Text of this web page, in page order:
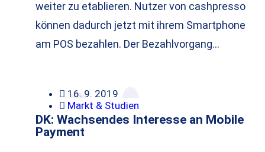
weiter zu etablieren. Nutzer von cashpresso
können dadurch jetzt mit ihrem Smartphone
am POS bezahlen. Der Bezahlvorgang…
16. 9. 2019
Markt & Studien
DK: Wachsendes Interesse an Mobile
Payment